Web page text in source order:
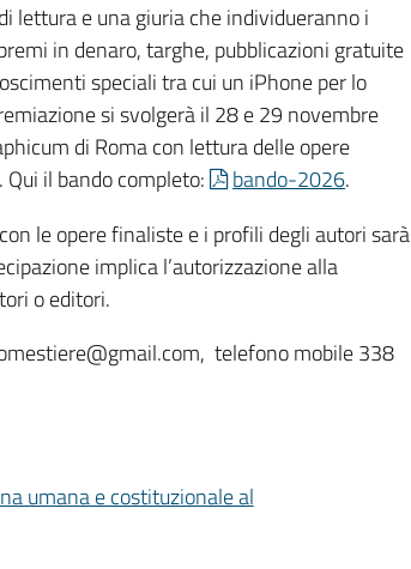
lettura e una giuria che individueranno i
in denaro, targhe, pubblicazioni gratuite
speciali tra cui un iPhone per lo
si svolgerà il 28 e 29 novembre
di Roma con lettura delle opere
il bando completo:
bando-2026.
le opere finaliste e i profili degli autori sarà
implica l’autorizzazione alla
o editori.
telefono mobile 338
umana e costituzionale al